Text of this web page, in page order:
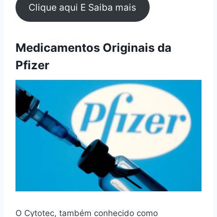
Clique aqui E Saiba mais
Medicamentos Originais da
Pfizer
O Cytotec, também conhecido como